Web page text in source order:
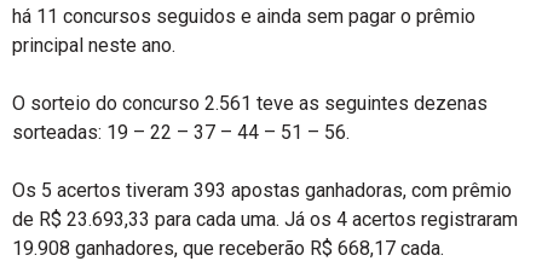
há 11 concursos seguidos e ainda sem pagar o prêmio
principal neste ano.
O sorteio do concurso 2.561 teve as seguintes dezenas
sorteadas: 19 – 22 – 37 – 44 – 51 – 56.
Os 5 acertos tiveram 393 apostas ganhadoras, com prêmio
de R$ 23.693,33 para cada uma. Já os 4 acertos registraram
19.908 ganhadores, que receberão R$ 668,17 cada.